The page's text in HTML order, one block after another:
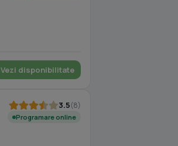
Vezi disponibilitate
3.5(8)
Programare online